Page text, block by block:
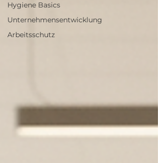
Hygiene Basics
Unternehmensentwicklung
Arbeitsschutz